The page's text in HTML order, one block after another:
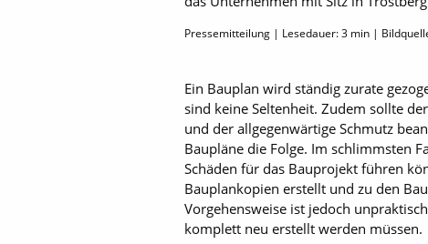
Pressemitteilung | Lesedauer:3 min |
Ein Bauplan wird ständig zurate
sind keine Seltenheit. Zudem sollte
und der allgegenwärtige Schmutz
Baupläne die Folge. Im schlimmsten
Schäden für das Bauprojekt führen
Bauplankopien erstellt und zu den
Vorgehensweise ist jedoch
komplett neu erstellt werden müssen.